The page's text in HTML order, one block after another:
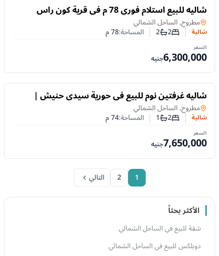
للبيع ِشاليه للبيع استلام فوري 78 م في قرية كون راس
الحكمة الساحل الشمالي بالتقسيط
شاليةفي
مطروح, الساحل الشمالي
شالية عدد غرف النوم
2عدد الحمامات
2 المساحة:78م
السعر
6,300,000جنيه
للبيع
شاليه غرفتين نوم للبيع في حورية سيدي حنيش |
الساحل الشمالي .
شاليةفي
مطروح, الساحل الشمالي
شالية عدد غرف النوم
2عدد الحمامات
1 المساحة:74م
السعر
7,650,000جنيه
1
2 التالي
الأكثر بحثاً
شقة للبيع في الساحل الشمالي
دوبلكس للبيع في الساحل الشمالي